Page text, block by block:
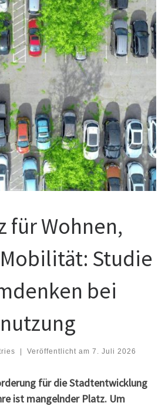
für Wohnen,
Studie
bei
| Veröffentlicht am 7. Juli 2026
für die Stadtentwicklung
ist mangelnder Platz. Um